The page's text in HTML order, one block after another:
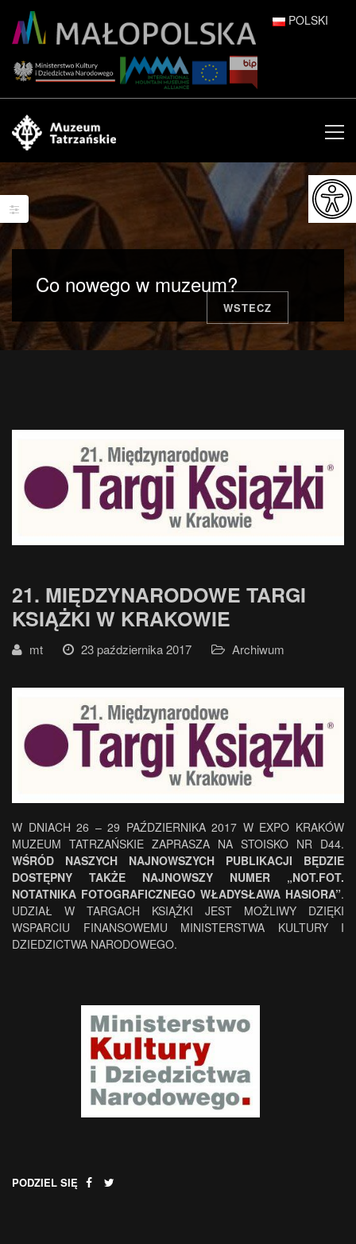
POLSKI
ENGLISH
ESPAÑOL
FRANÇAIS
ITALIANO
日本語
Co nowego w muzeum?
WSTECZ
21. MIĘDZYNARODOWE TARGI
KSIĄŻKI W KRAKOWIE
mt 23 października 2017 Archiwum
W DNIACH 26 – 29 PAŹDZIERNIKA 2017 W EXPO KRAKÓW
MUZEUM TATRZAŃSKIE ZAPRASZA NA STOISKO NR D44.
WŚRÓD NASZYCH NAJNOWSZYCH PUBLIKACJI BĘDZIE
DOSTĘPNY TAKŻE NAJNOWSZY NUMER „NOT.FOT.
NOTATNIKA FOTOGRAFICZNEGO WŁADYSŁAWA HASIORA”.
UDZIAŁ W TARGACH KSIĄŻKI JEST MOŻLIWY DZIĘKI
WSPARCIU FINANSOWEMU MINISTERSTWA KULTURY I
DZIEDZICTWA NARODOWEGO.
PODZIEL SIĘ